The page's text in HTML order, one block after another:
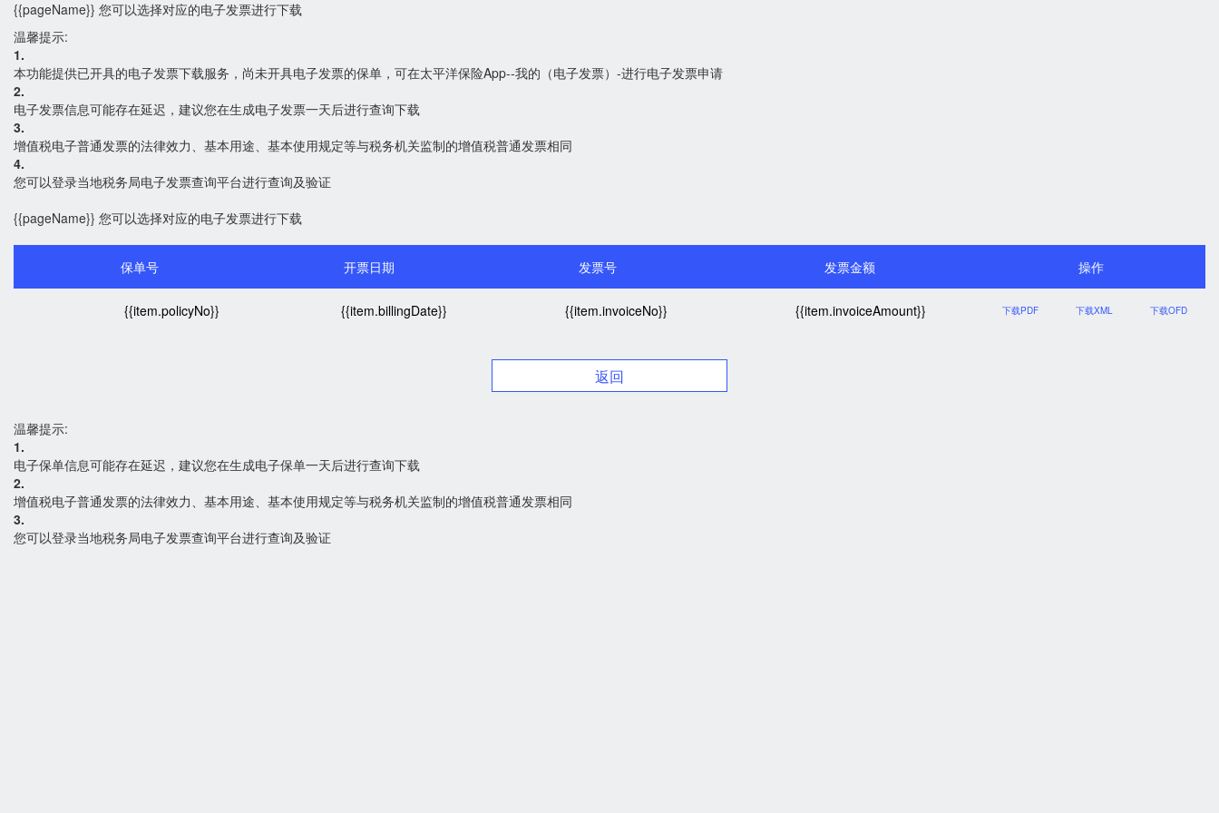
{{pageName}} 您可以选择对应的电子发票进行下载
温馨提示:
1.
本功能提供已开具的电子发票下载服务，尚未开具电子发票的保单，可在太平洋保险App--我的（电子发票）-进行电子发票申请
2.
电子发票信息可能存在延迟，建议您在生成电子发票一天后进行查询下载
3.
增值税电子普通发票的法律效力、基本用途、基本使用规定等与税务机关监制的增值税普通发票相同
4.
您可以登录当地税务局电子发票查询平台进行查询及验证
{{pageName}} 您可以选择对应的电子发票进行下载
保单号 开票日期 发票号 发票金额 操作
{{item.policyNo}} {{item.billingDate}} {{item.invoiceNo}} {{item.invoiceAmount}} 下载PDF 下载XML 下载OFD
返回
温馨提示:
1.
电子保单信息可能存在延迟，建议您在生成电子保单一天后进行查询下载
2.
增值税电子普通发票的法律效力、基本用途、基本使用规定等与税务机关监制的增值税普通发票相同
3.
您可以登录当地税务局电子发票查询平台进行查询及验证